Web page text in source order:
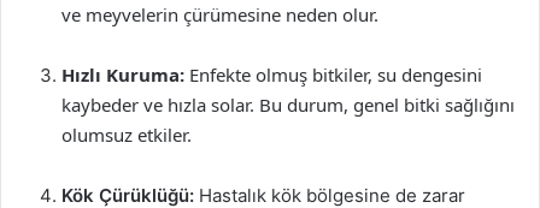
ve meyvelerin çürümesine neden olur.
Hızlı Kuruma: Enfekte olmuş bitkiler, su dengesini
kaybeder ve hızla solar. Bu durum, genel bitki sağlığını
olumsuz etkiler.
Kök Çürüklüğü: Hastalık kök bölgesine de zarar